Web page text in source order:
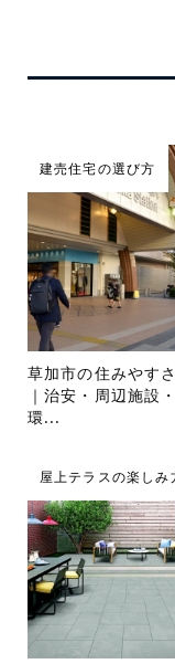
建売住宅の選び方
草加市の住みやす
｜治安・周辺施設
環...
屋上テラスの楽しみ